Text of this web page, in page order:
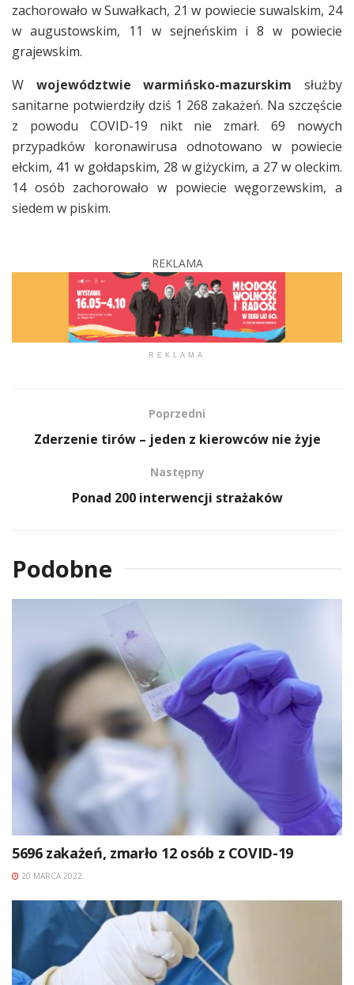
zachorowało w Suwałkach, 21 w powiecie suwalskim, 24
w augustowskim, 11 w sejneńskim i 8 w powiecie
grajewskim.
W województwie warmińsko-mazurskim służby
sanitarne potwierdziły dziś 1 268 zakażeń. Na szczęście
z powodu COVID-19 nikt nie zmarł. 69 nowych
przypadków koronawirusa odnotowano w powiecie
ełckim, 41 w gołdapskim, 28 w giżyckim, a 27 w oleckim.
14 osób zachorowało w powiecie węgorzewskim, a
siedem w piskim.
REKLAMA
REKLAMA
Poprzedni
Zderzenie tirów – jeden z kierowców nie żyje
Następny
Ponad 200 interwencji strażaków
Podobne
5696 zakażeń, zmarło 12 osób z COVID-19
20 MARCA 2022